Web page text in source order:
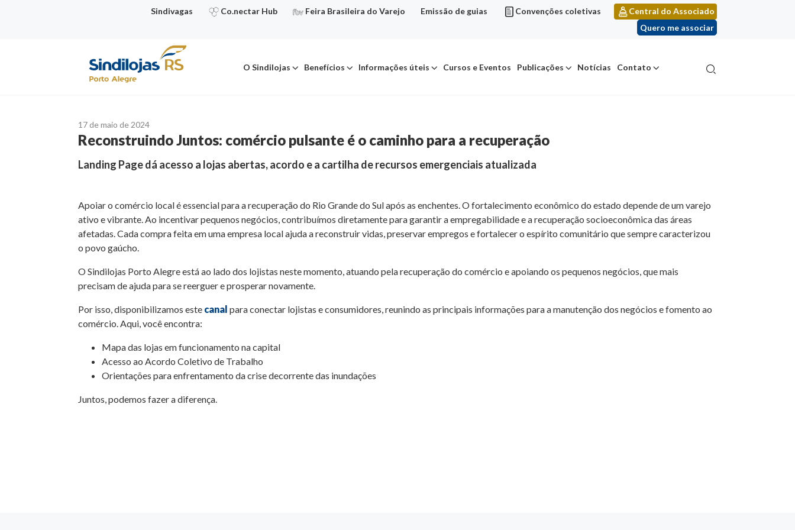
Sindivagas Co.nectar Hub Feira Brasileira do Varejo Emissão de guias Convenções coletivas
Central do Associado
Quero me associar
O Sindilojas Benefícios Informações úteis Cursos e Eventos Publicações Notícias Contato
17 de maio de 2024
Reconstruindo Juntos: comércio pulsante é o caminho para a recuperação
Landing Page dá acesso a lojas abertas, acordo e a cartilha de recursos emergenciais atualizada
Apoiar o comércio local é essencial para a recuperação do Rio Grande do Sul após as enchentes. O fortalecimento econômico do estado depende de um varejo
ativo e vibrante. Ao incentivar pequenos negócios, contribuímos diretamente para garantir a empregabilidade e a recuperação socioeconômica das áreas
afetadas. Cada compra feita em uma empresa local ajuda a reconstruir vidas, preservar empregos e fortalecer o espírito comunitário que sempre caracterizou
o povo gaúcho.
O Sindilojas Porto Alegre está ao lado dos lojistas neste momento, atuando pela recuperação do comércio e apoiando os pequenos negócios, que mais
precisam de ajuda para se reerguer e prosperar novamente.
Por isso, disponibilizamos este canal para conectar lojistas e consumidores, reunindo as principais informações para a manutenção dos negócios e fomento ao
comércio. Aqui, você encontra:
Mapa das lojas em funcionamento na capital
Acesso ao Acordo Coletivo de Trabalho
Orientações para enfrentamento da crise decorrente das inundações
Juntos, podemos fazer a diferença.